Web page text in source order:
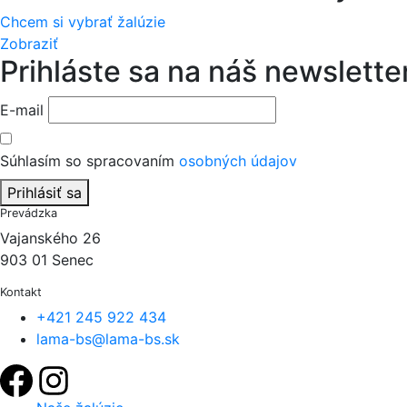
Chcem si vybrať žalúzie
Zobraziť
Prihláste sa na náš
E-mail
Súhlasím so spracovaním osobných údajov
Prihlásiť sa
Prevádzka
Vajanského 26
903 01 Senec
Kontakt
+421 245 922 434
lama-bs@lama-bs.sk